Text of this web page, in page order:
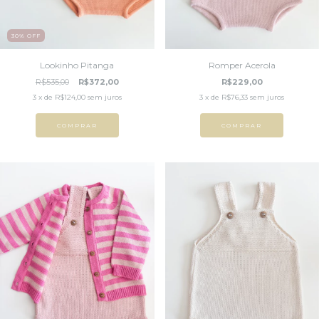
30% OFF
Lookinho Pitanga
R$535,00 R$372,00
3 x de R$124,00 sem juros
COMPRAR
Romper Acerola
R$229,00
3 x de R$76,33 sem juros
COMPRAR